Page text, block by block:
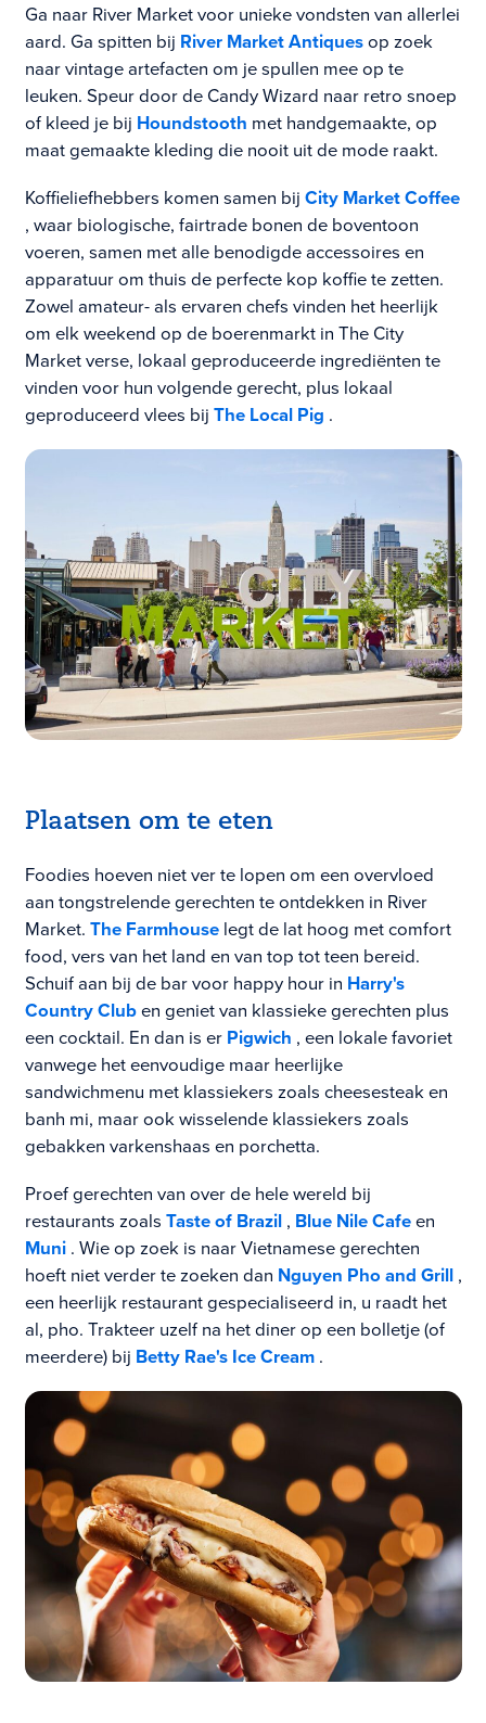
Ga naar River Market voor unieke vondsten van allerlei
aard. Ga spitten bij River Market Antiquesop zoek
naar vintage artefacten om je spullen mee op te
leuken. Speur door de Candy Wizard naar retro snoep
of kleed je bij Houndstooth met handgemaakte, op
maat gemaakte kleding die nooit uit de mode raakt.
Koffieliefhebbers komen samen bij City Market Coffee
, waar biologische, fairtrade bonen de boventoon
voeren, samen met alle benodigde accessoires en
apparatuur om thuis de perfecte kop koffie te zetten.
Zowel amateur- als ervaren chefs vinden het heerlijk
om elk weekend op de boerenmarkt in The City
Market verse, lokaal geproduceerde ingrediënten te
vinden voor hun volgende gerecht, plus lokaal
geproduceerd vlees bij The Local Pig .
Plaatsen om te eten
Foodies hoeven niet ver te lopen om een overvloed
aan tongstrelende gerechten te ontdekken in River
Market. The Farmhouselegt de lat hoog met comfort
food, vers van het land en van top tot teen bereid.
Schuif aan bij de bar voor happy hour in Harry's
Country Cluben geniet van klassieke gerechten plus
een cocktail. En dan is er Pigwich , een lokale favoriet
vanwege het eenvoudige maar heerlijke
sandwichmenu met klassiekers zoals cheesesteak en
banh mi, maar ook wisselende klassiekers zoals
gebakken varkenshaas en porchetta.
Proef gerechten van over de hele wereld bij
restaurants zoals Taste of Brazil, Blue Nile Cafeen
Muni. Wie op zoek is naar Vietnamese gerechten
hoeft niet verder te zoeken dan Nguyen Pho and Grill,
een heerlijk restaurant gespecialiseerd in, u raadt het
al, pho. Trakteer uzelf na het diner op een bolletje (of
meerdere) bij Betty Rae's Ice Cream.